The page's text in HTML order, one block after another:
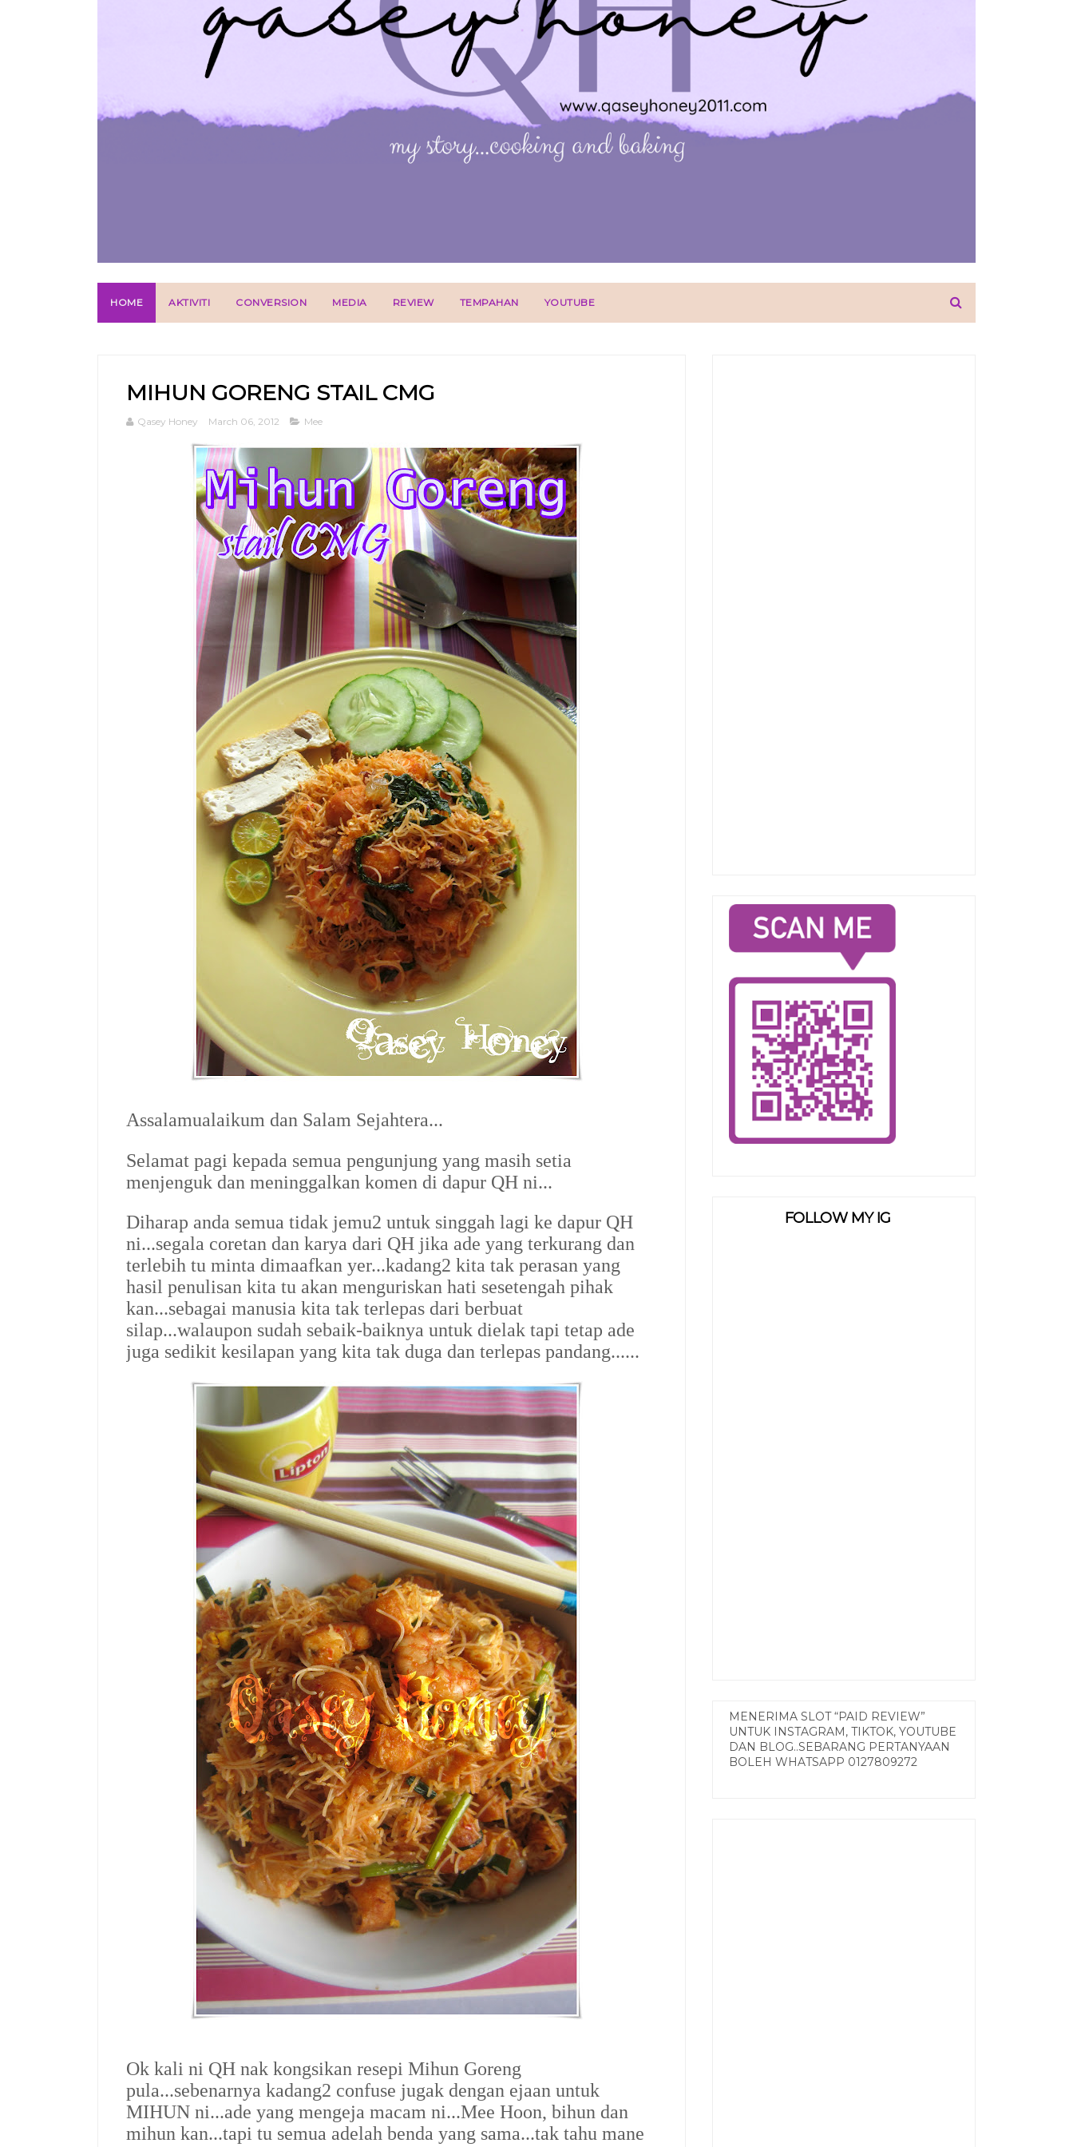
HOME AKTIVITI CONVERSION MEDIA REVIEW TEMPAHAN YOUTUBE
MIHUN GORENG STAIL CMG
Qasey Honey March 06, 2012 Mee
Assalamualaikum dan Salam Sejahtera...
Selamat pagi kepada semua pengunjung yang masih setia
menjenguk dan meninggalkan komen di dapur QH ni...
Diharap anda semua tidak jemu2 untuk singgah lagi ke dapur QH
ni...segala coretan dan karya dari QH jika ade yang terkurang dan
terlebih tu minta dimaafkan yer...kadang2 kita tak perasan yang
hasil penulisan kita tu akan menguriskan hati sesetengah pihak
kan...sebagai manusia kita tak terlepas dari berbuat
silap...walaupon sudah sebaik-baiknya untuk dielak tapi tetap ade
juga sedikit kesilapan yang kita tak duga dan terlepas pandang......
Ok kali ni QH nak kongsikan resepi Mihun Goreng
pula...sebenarnya kadang2 confuse jugak dengan ejaan untuk
MIHUN ni...ade yang mengeja macam ni...Mee Hoon, bihun dan
mihun kan...tapi tu semua adelah benda yang sama...tak tahu mane
FOLLOW MY IG
MENERIMA SLOT “PAID REVIEW”
UNTUK INSTAGRAM, TIKTOK, YOUTUBE
DAN BLOG..SEBARANG PERTANYAAN
BOLEH WHATSAPP 0127809272